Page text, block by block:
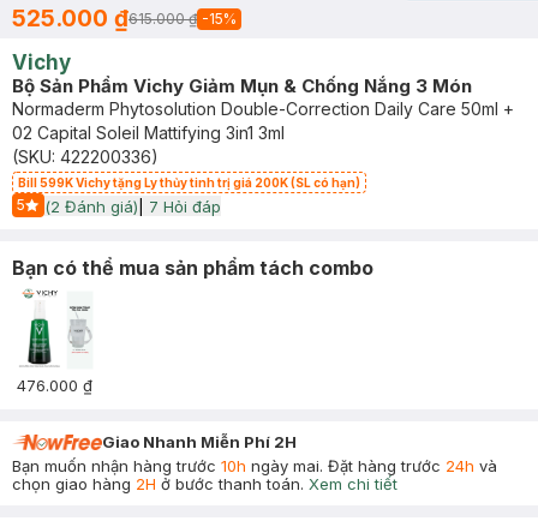
525.000 ₫615.000 ₫ -15%
Vichy
Bộ Sản Phẩm Vichy Giảm Mụn & Chống Nắng 3 Món
Normaderm Phytosolution Double-Correction Daily Care 50ml +
02 Capital Soleil Mattifying 3in1 3ml
(SKU: 422200336)
Bill 599K Vichy tặng Ly thủy tinh trị giá 200K (SL có hạn)
5
Start Icon
(2 Đánh giá) 7 Hỏi đáp
Bạn có thể mua sản phẩm tách combo
476.000 ₫
Giao Nhanh Miễn Phí 2H
Bạn muốn nhận hàng trước 10h ngày mai. Đặt hàng trước 24h và
chọn giao hàng 2H ở bước thanh toán. Xem chi tiết